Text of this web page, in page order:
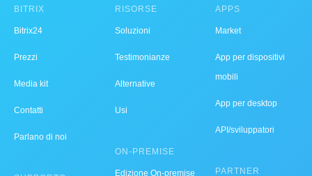
BITRIX
Bitrix24
Prezzi
Media kit
Contatti
Parlano di noi
RISORSE
Soluzioni
Testimonianze
Alternative
Usi
ON-PREMISE
Edizione On-premise
APPS
Market
App per dispositivi
mobili
App per desktop
API/sviluppatori
PARTNER